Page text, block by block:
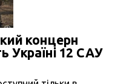
концерн
Україні 12 САУ